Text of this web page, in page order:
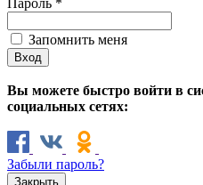
Запомнить меня
Вы можете быстро войти в
социальных сетях:
Забыли пароль?
Закрыть